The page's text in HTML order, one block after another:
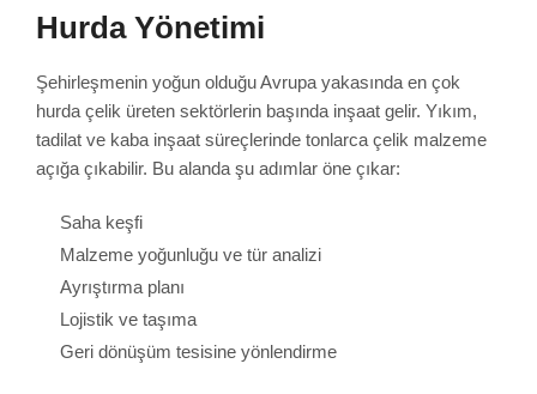
Hurda Yönetimi
Şehirleşmenin yoğun olduğu Avrupa yakasında en çok
hurda çelik üreten sektörlerin başında inşaat gelir. Yıkım,
tadilat ve kaba inşaat süreçlerinde tonlarca çelik malzeme
açığa çıkabilir. Bu alanda şu adımlar öne çıkar:
Saha keşfi
Malzeme yoğunluğu ve tür analizi
Ayrıştırma planı
Lojistik ve taşıma
Geri dönüşüm tesisine yönlendirme